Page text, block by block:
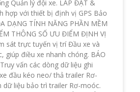
Quản lý đội xe. LẮP ĐẶT &
hợp với thiết bị định vị GPS Bảo
DẠNG TÍNH NĂNG PHẦN MỀM
THÔNG SỐ ƯU ĐIỂM ĐỊNH VỊ
sát trực tuyến vị trí Đầu xe và
giúp điều xe nhanh chóng. BÁO
vấn các dòng dữ liệu ghi
đầu kéo neo/ thả trailer Rơ-
dữ liệu bảo trì trailer Rơ-moóc.